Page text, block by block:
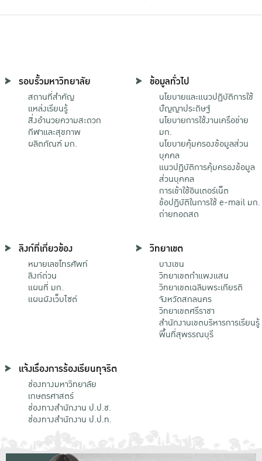
รอบรั้วมหาวิทยาลัย
สถานที่สำคัญ
แหล่งเรียนรู้
สิ่งอำนวยความสะดวก
กีฬาและสุขภาพ
ผลิตภัณฑ์ มก.
ข้อมูลทั่วไป
นโยบายและแนวปฏิบัติการใช้
ปัญญาประดิษฐ์
นโยบายการใช้งานเครือข่าย
มก.
นโยบายคุ้มครองข้อมูลส่วน
บุคคล
แนวปฏิบัติการคุ้มครองข้อมูล
ส่วนบุคคล
การเข้าใช้อินเตอร์เน็ต
ข้อปฏิบัติในการใช้ e-mail มก.
ถ่ายทอดสด
ลิงก์ที่เกี่ยวข้อง
หมายเลขโทรศัพท์
ลิงก์ด่วน
แผนที่ มก.
แผนผังเว็บไซต์
วิทยาเขต
บางเขน
วิทยาเขตกําแพงแสน
วิทยาเขตเฉลิมพระเกียรติ
จังหวัดสกลนคร
วิทยาเขตศรีราชา
สำนักงานเขตบริหารการเรียนรู้
พื้นที่สุพรรณบุรี
แจ้งเรื่องการร้องเรียนทุจริต
ช่องทางมหาวิทยาลัย
เกษตรศาสตร์
ช่องทางสำนักงาน ป.ป.ช.
ช่องทางสำนักงาน ป.ป.ท.